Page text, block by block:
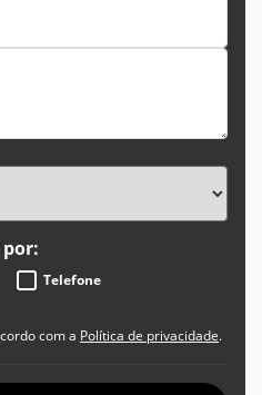
Telefone
com a Política de privacidade.